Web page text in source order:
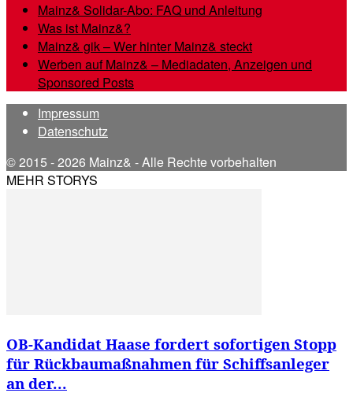
Mainz& Solidar-Abo: FAQ und Anleitung
Was ist Mainz&?
Mainz& gik – Wer hinter Mainz& steckt
Werben auf Mainz& – Mediadaten, Anzeigen und
Sponsored Posts
Impressum
Datenschutz
© 2015 - 2026 Mainz& - Alle Rechte vorbehalten
MEHR STORYS
OB-Kandidat Haase fordert sofortigen Stopp
für Rückbaumaßnahmen für Schiffsanleger
an der...